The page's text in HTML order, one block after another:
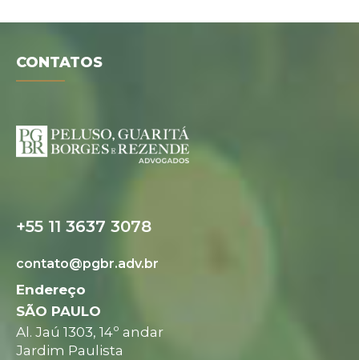
CONTATOS
+55 11 3637 3078
contato@pgbr.adv.br
Endereço
SÃO PAULO
Al. Jaú 1303, 14º andar
Jardim Paulista